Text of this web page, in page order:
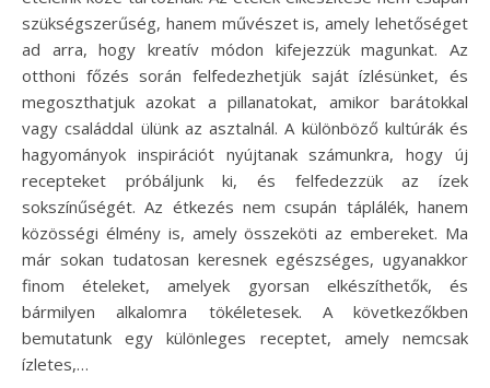
szükségszerűség, hanem művészet is, amely lehetőséget
ad arra, hogy kreatív módon kifejezzük magunkat. Az
otthoni főzés során felfedezhetjük saját ízlésünket, és
megoszthatjuk azokat a pillanatokat, amikor barátokkal
vagy családdal ülünk az asztalnál. A különböző kultúrák és
hagyományok inspirációt nyújtanak számunkra, hogy új
recepteket próbáljunk ki, és felfedezzük az ízek
sokszínűségét. Az étkezés nem csupán táplálék, hanem
közösségi élmény is, amely összeköti az embereket. Ma
már sokan tudatosan keresnek egészséges, ugyanakkor
finom ételeket, amelyek gyorsan elkészíthetők, és
bármilyen alkalomra tökéletesek. A következőkben
bemutatunk egy különleges receptet, amely nemcsak
ízletes,…